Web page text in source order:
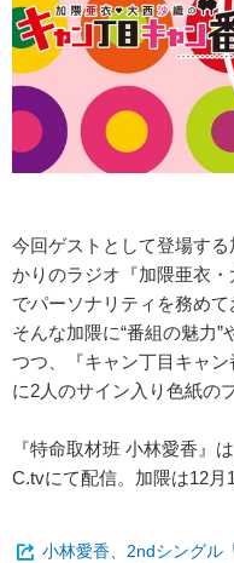
今回ゲストとして登場す
かりのラジオ『加隈亜衣・
でパーソナリティを務めて
そんな加隈に“番組の魅力”
つつ、『キャン丁目キャ
に2人のサイン入り色紙の
『特命取材班 小林愛香』
C.tvにて配信。加隈は12月
小林愛香、2ndシングル